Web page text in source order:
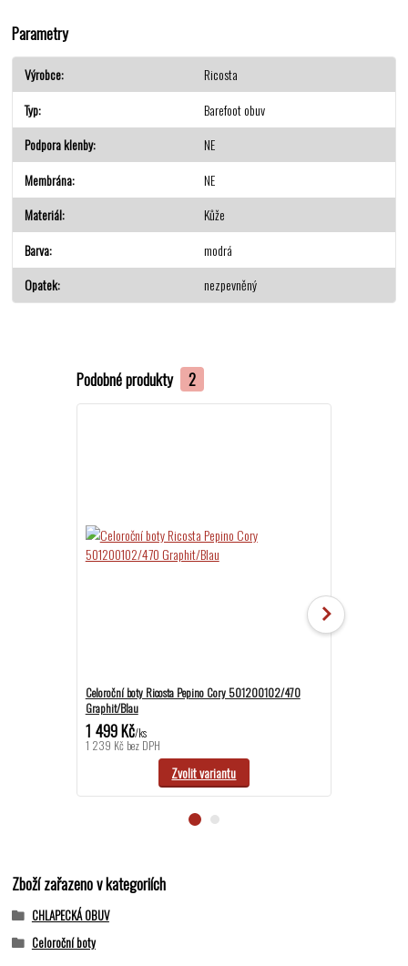
Parametry
Výrobce
Ricosta
Typ
Barefoot obuv
Podpora klenby
NE
Membrána
NE
Materiál
Kůže
Barva
modrá
Opatek
nezpevněný
Podobné produkty 2
Celoroční boty Ricosta Pepino Cory 501200102/470
Graphit/Blau
1 499 Kč/ks
1 239 Kč bez DPH
Zvolit variantu
Zboží zařazeno v kategoriích
CHLAPECKÁ OBUV
Celoroční boty